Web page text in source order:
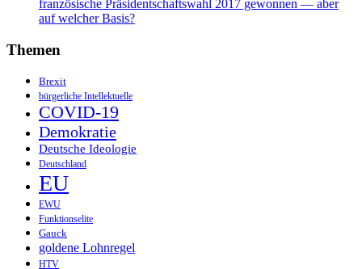
französische Präsidentschaftswahl 2017 gewonnen — aber
auf welcher Basis?
Themen
Brexit
bürgerliche Intellektuelle
COVID-19
Demokratie
Deutsche Ideologie
Deutschland
EU
EWU
Funktionselite
Gauck
goldene Lohnregel
HTV